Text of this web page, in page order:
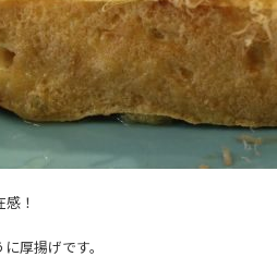
！
厚揚げです。